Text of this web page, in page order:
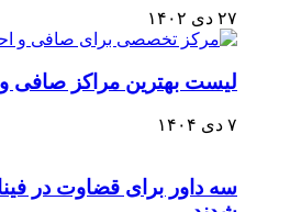
۲۷ دی ۱۴۰۲
لیست بهترین مراکز صافی
۷ دی ۱۴۰۴
سه داور برای قضاوت در